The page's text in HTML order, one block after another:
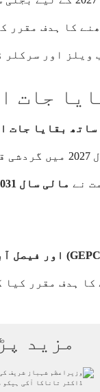
کا ہدف مقرر
ویلز اور سرکلر
جات
نے مالی سال 2031 تک بجلی شعبے کا گردشی قرض صفر
کا ہدف مقرر کیا
مزید